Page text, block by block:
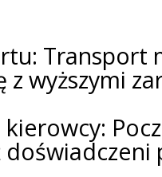
Transport
z wyższymi